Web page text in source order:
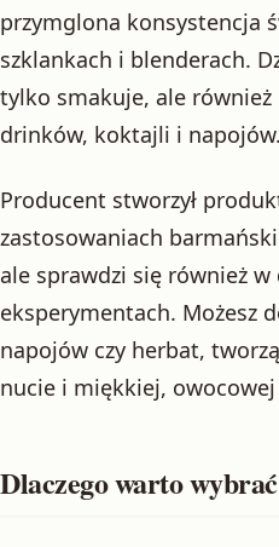
przymglona konsystencja
szklankach i blenderach.
tylko smakuje, ale
drinków, koktajli i napojów.
Producent stworzył
zastosowaniach
ale sprawdzi się również
eksperymentach. Możesz
napojów czy herbat,
nucie i miękkiej, owocowej
Dlaczego warto